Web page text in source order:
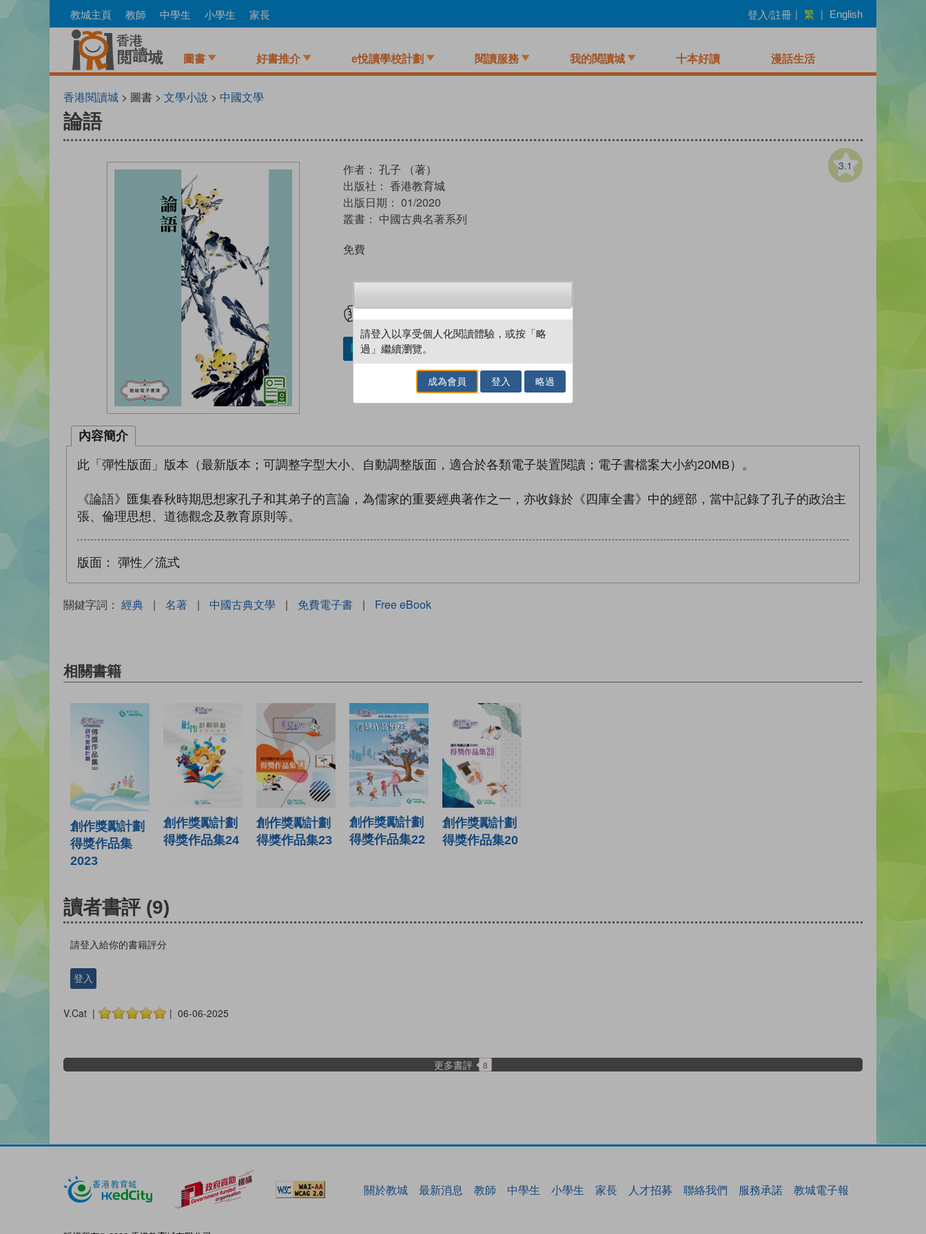
to
教城主頁 教師 中學生 小學生 家長 登入/註冊 | 繁 | English
圖書 好書推介 e悅讀學校計劃 閱讀服務 我的閱讀城 十本好讀 漫話生活
香港閱讀城 > 圖書 > 文學小說 > 中國文學
論語
3.1
作者： 孔子 （著）
出版社： 香港教育城
出版日期： 01/2020
叢書： 中國古典名著系列
免費
加入／閱讀電子書
內容簡介
此「彈性版面」版本（最新版本；可調整字型大小、自動調整版面，適合於各類電子裝置閱讀；電子書檔案大小約20MB）。
《論語》匯集春秋時期思想家孔子和其弟子的言論，為儒家的重要經典著作之一，亦收錄於《四庫全書》中的經部，當中記錄了孔子的政治主
張、倫理思想、道德觀念及教育原則等。
版面： 彈性／流式
關鍵字詞： 經典 | 名著 | 中國古典文學 | 免費電子書 | Free eBook
相關書籍
創作獎勵計劃
得獎作品集
2023
創作獎勵計劃
得獎作品集24
創作獎勵計劃
得獎作品集23
創作獎勵計劃
得獎作品集22
創作獎勵計劃
得獎作品集20
讀者書評 (9)
請登入給你的書籍評分
登入
V.Cat | | 06-06-2025
更多書評 8
關於教城 最新消息 教師 中學生 小學生 家長 人才招募 聯絡我們 服務承諾 教城電子報
請登入以享受個人化閱讀體驗，或按「略
過」繼續瀏覽。
成為會員 登入 略過